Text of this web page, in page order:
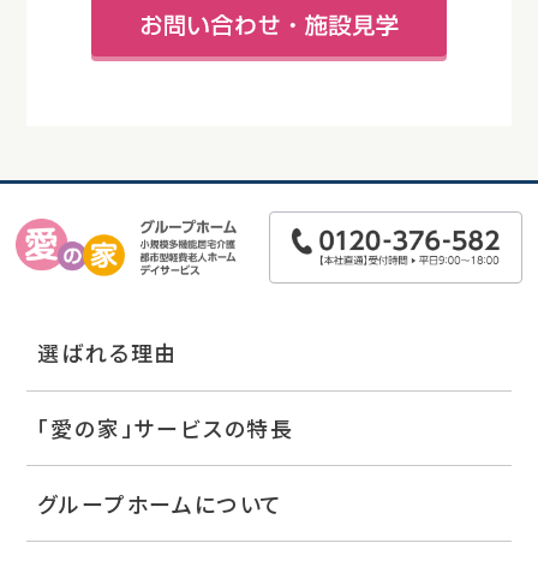
選ばれる理由
「愛の家」サービスの特長
グループホームについて